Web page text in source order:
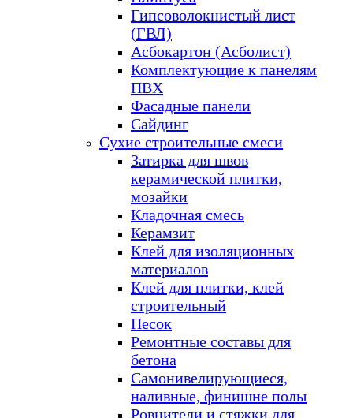
Гипсоволокнистый лист
(ГВЛ)
Асбокартон (Асболист)
Комплектующие к панелям
ПВХ
Фасадные панели
Сайдинг
Сухие строительные смеси
Затирка для швов
керамической плитки,
мозайки
Кладочная смесь
Керамзит
Клей для изоляционных
материалов
Клей для плитки, клей
строительный
Песок
Ремонтные составы для
бетона
Самонивелирующиеся,
наливные, финишне полы
Ровнители и стяжки для